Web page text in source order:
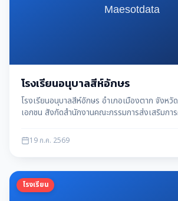
โรงเรียนอนุบาลสีห์อักษร
โรงเรียนอนุบาลสีห์อักษร อำเภอเมืองตาก จังหวั
เอกชน สังกัดสำนักงานคณะกรรมการส่งเสริมกา
19 ก.ค. 2569
โรงเรียน